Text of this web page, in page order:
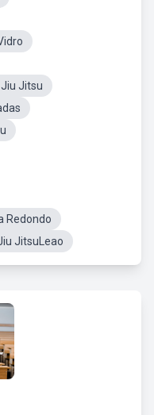
Jitsu
Redondo
JitsuLeao